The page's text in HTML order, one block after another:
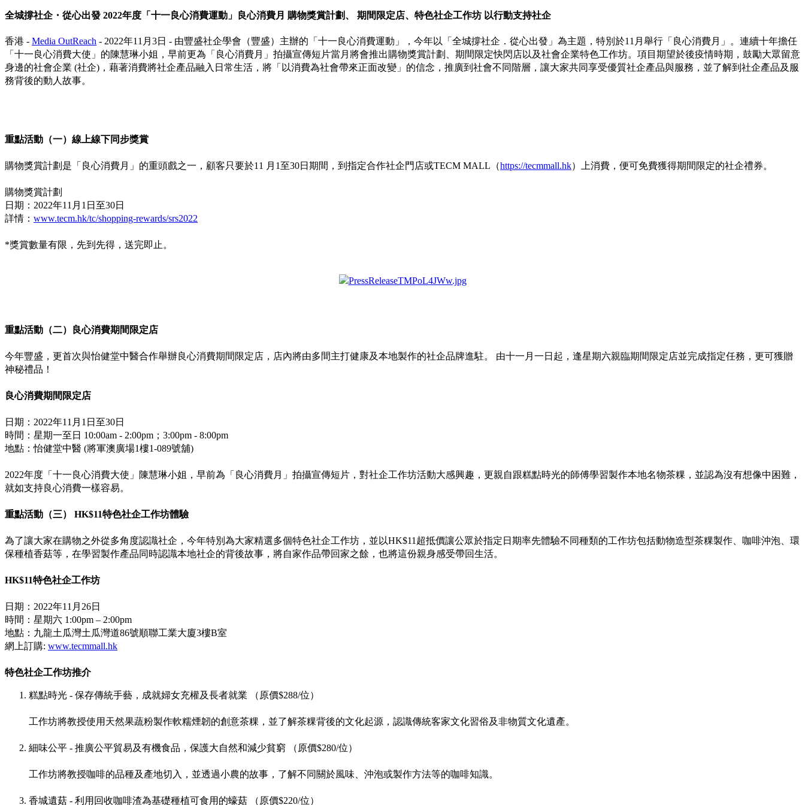
全城撐社企・從心出發 2022年度「十一良心消費運動」良心消費月 購物獎賞計劃、 期間限定店、特色社企工作坊 以行動支持社企
香港 - Media OutReach - 2022年11月3日 - 由豐盛社企學會（豐盛）主辦的「十一良心消費運動」，今年以「全城撐社企．從心出發」為主題，特別於11月舉行「良心消費月」。連續十年擔任
「十一良心消費大使」的陳慧琳小姐，早前更為「良心消費月」拍攝宣傳短片當月將會推出購物獎賞計劃、期間限定快閃店以及社會企業特色工作坊。項目期望於後疫情時期，鼓勵大眾留意
身邊的社會企業 (社企)，藉著消費將社企產品融入日常生活，將「以消費為社會帶來正面改變」的信念，推廣到社會不同階層，讓大家共同享受優質社企產品與服務，並了解到社企產品及服
務背後的動人故事。
重點活動（一） 線上線下同步獎賞
購物獎賞計劃是「良心消費月」的重頭戲之一，顧客只要於11 月1至30日期間，到指定合作社企門店或TECM MALL（https://tecmmall.hk）上消費，便可免費獲得期間限定的社企禮券。
購物獎賞計劃
日期：2022年11月1日至30日
詳情： www.tecm.hk/tc/shopping-rewards/srs2022
*獎賞數量有限，先到先得，送完即止。
重點活動（二）良心消費期間限定店
今年豐盛，更首次與怡健堂中醫合作舉辦良心消費期間限定店，店內將由多間主打健康及本地製作的社企品牌進駐。 由十一月一日起，逢星期六親臨期間限定店並完成指定任務，更可獲贈
神秘禮品！
良心消費期間限定店
日期：2022年11月1日至30日
時間：星期一至日 10:00am - 2:00pm；3:00pm - 8:00pm
地點：怡健堂中醫 (將軍澳廣場1樓1-089號舖)
2022年度「十一良心消費大使」陳慧琳小姐，早前為「良心消費月」拍攝宣傳短片，對社企工作坊活動大感興趣，更親自跟糕點時光的師傅學習製作本地名物茶粿，並認為沒有想像中困難，
就如支持良心消費一樣容易。
重點活動（三） HK$11特色社企工作坊體驗
為了讓大家在購物之外從多角度認識社企，今年特別為大家精選多個特色社企工作坊，並以HK$11超抵價讓公眾於指定日期率先體驗不同種類的工作坊包括動物造型茶粿製作、咖啡沖泡、環
保種植香菇等，在學習製作產品同時認識本地社企的背後故事，將自家作品帶回家之餘，也將這份親身感受帶回生活。
HK$11特色社企工作坊
日期：2022年11月26日
時間：星期六 1:00pm – 2:00pm
地點：九龍土瓜灣土瓜灣道86號順聯工業大廈3樓B室
網上訂購: www.tecmmall.hk
特色社企工作坊推介
糕點時光 - 保存傳統手藝，成就婦女充權及長者就業 （原價$288/位）
工作坊將教授使用天然果蔬粉製作軟糯煙韌的創意茶粿，並了解茶粿背後的文化起源，認識傳統客家文化習俗及非物質文化遺產。
細味公平 - 推廣公平貿易及有機食品，保護大自然和減少貧窮 （原價$280/位）
工作坊將教授咖啡的品種及產地切入，並透過小農的故事，了解不同關於風味、沖泡或製作方法等的咖啡知識。
香城遺菇 - 利用回收咖啡渣為基礎種植可食用的蠔菇 （原價$220/位）